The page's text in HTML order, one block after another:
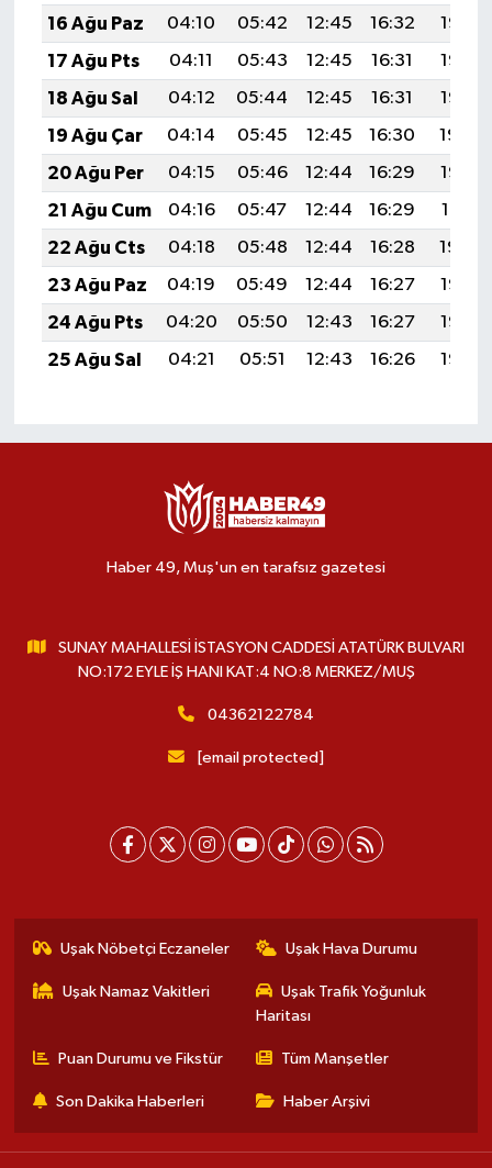
16 Ağu Paz
04:10 05:42 12:45 16:32
19:38
17 Ağu Pts
04:11 05:43 12:45 16:31
19:37
18 Ağu Sal
04:12 05:44 12:45 16:31
19:35
19 Ağu Çar
04:14 05:45 12:45 16:30
19:34
20 Ağu Per
04:15 05:46 12:44 16:29
19:32
21 Ağu Cum
04:16 05:47 12:44 16:29
19:31
22 Ağu Cts
04:18 05:48 12:44 16:28
19:30
23 Ağu Paz
04:19 05:49 12:44 16:27
19:28
24 Ağu Pts
04:20 05:50 12:43 16:27
19:27
25 Ağu Sal
04:21 05:51 12:43 16:26 19:25
Haber 49, Muş'un en tarafsız gazetesi
SUNAY MAHALLESİ İSTASYON CADDESİ ATATÜRK BULVARI
NO:172 EYLE İŞ HANI KAT:4 NO:8 MERKEZ/MUŞ
04362122784
[email protected]
Uşak Nöbetçi Eczaneler Uşak Hava Durumu
Uşak Namaz Vakitleri
Uşak Trafik Yoğunluk
Haritası
Puan Durumu ve Fikstür Tüm Manşetler
Son Dakika Haberleri Haber Arşivi